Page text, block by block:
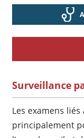
Surveillance
Les examens
principalement